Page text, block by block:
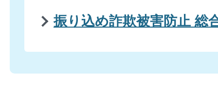
振り込め詐欺被害防止 総